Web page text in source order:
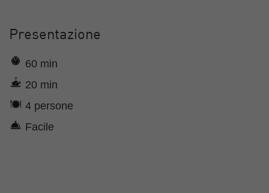
Presentazione
60 min
20 min
4 persone
Facile